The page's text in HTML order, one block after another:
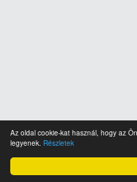
Az oldal cookie-kat használ, hogy az
legyenek. Részletek